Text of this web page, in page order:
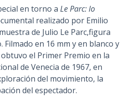
en torno a Le Parc: lo
realizado por Emilio
de Julio Le Parc,figura
en 16 mm y en blanco y
el Primer Premio en la
de Venecia de 1967, en
del movimiento, la
del espectador.